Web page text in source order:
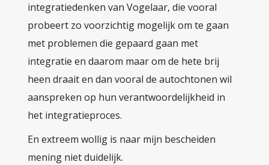
integratiedenken van Vogelaar, die vooral
probeert zo voorzichtig mogelijk om te gaan
met problemen die gepaard gaan met
integratie en daarom maar om de hete brij
heen draait en dan vooral de autochtonen wil
aanspreken op hun verantwoordelijkheid in
het integratieproces.
En extreem wollig is naar mijn bescheiden
mening niet duidelijk.